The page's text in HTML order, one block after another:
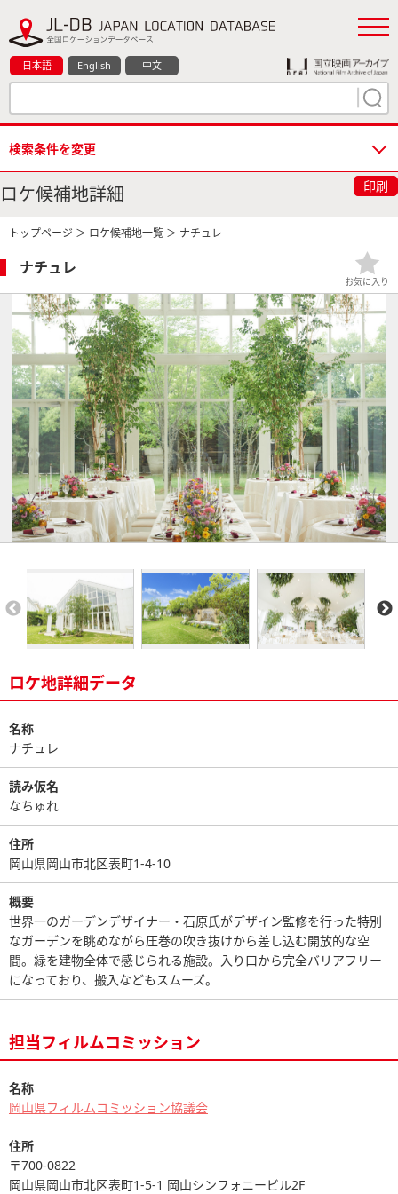
日本語 English 中文
検索条件を変更
ロケ候補地詳細 印刷
トップページ ＞ ロケ候補地一覧 ＞ ナチュレ
ナチュレ
お気に入り
ロケ地詳細データ
名称
ナチュレ
読み仮名
なちゅれ
住所
岡山県岡山市北区表町1-4-10
概要
世界一のガーデンデザイナー・石原氏がデザイン監修を行った特別
なガーデンを眺めながら圧巻の吹き抜けから差し込む開放的な空
間。緑を建物全体で感じられる施設。入り口から完全バリアフリー
になっており、搬入などもスムーズ。
担当フィルムコミッション
名称
岡山県フィルムコミッション協議会
住所
〒700-0822
岡山県岡山市北区表町1-5-1 岡山シンフォニービル2F